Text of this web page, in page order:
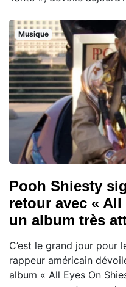
Musique
Pooh Shiesty
retour avec «
un album très
C’est le grand jour pour
rappeur américain
album « All Eyes On